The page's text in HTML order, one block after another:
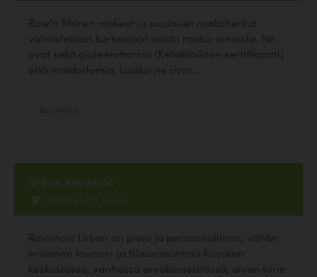
Raw’n Moren makeat ja suolaiset raakaherkut
valmistetaan korkealaatuisista raaka-aineista. Ne
ovat sekä gluteenittomia (Keliakialiiton sertifikaatti)
että maidottomia. Lisäksi ne ovat...
Urban Ravintola
Puijonkatu 15, Kuopio
Ravintola Urban on pieni ja persoonallinen, vähän
erilainen lounas- ja tilausravintola Kuopion
keskustassa, vanhassa arvokiinteistössä, aivan torin